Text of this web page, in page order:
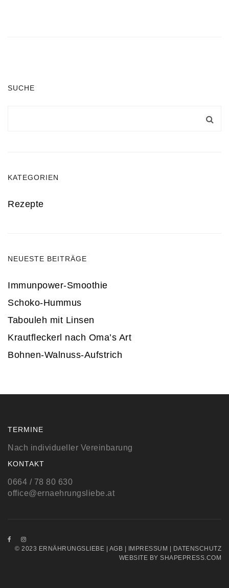
SUCHE
KATEGORIEN
Rezepte
NEUESTE BEITRÄGE
Immunpower-Smoothie
Schoko-Hummus
Tabouleh mit Linsen
Krautfleckerl nach Oma’s Art
Bohnen-Walnuss-Aufstrich
TERMINE
Nach individueller Vereinbarung
KONTAKT
0664 / 78 80 630
office@ernaehrungsliebe.at
© 2023 ERNÄHRUNGSLIEBE | AGB IMPRESSUM
DATENSCHUTZ
WEBSITE BY SHAPEPRESS.COM